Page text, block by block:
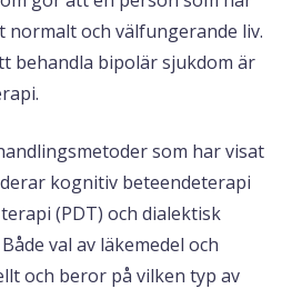
normalt och välfungerande liv.
behandla bipolär sjukdom är
som har visat
kognitiv beteendeterapi
(PDT) och dialektisk
val av läkemedel och
och beror på vilken typ av